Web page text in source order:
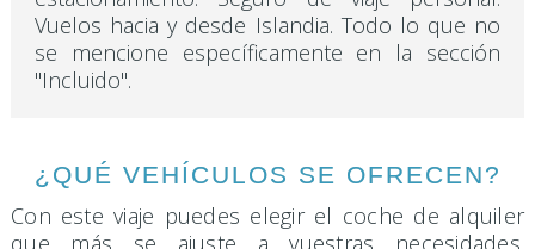
Vuelos hacia y desde Islandia. Todo lo que no
se mencione específicamente en la sección
"Incluido".
¿QUÉ VEHÍCULOS SE OFRECEN?
Con este viaje puedes elegir el coche de alquiler
que más se ajuste a vuestras necesidades.